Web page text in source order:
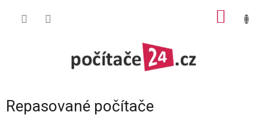
Repasované počítače